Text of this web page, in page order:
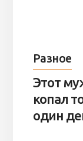
Разное
Этот
копал
один